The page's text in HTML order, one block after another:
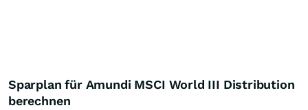
Sparplan für Amundi MSCI World III Distribution
berechnen